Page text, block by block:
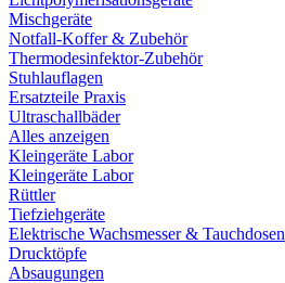
Mischgeräte
Notfall-Koffer & Zubehör
Thermodesinfektor-Zubehör
Stuhlauflagen
Ersatzteile Praxis
Ultraschallbäder
Alles anzeigen
Kleingeräte Labor
Kleingeräte Labor
Rüttler
Tiefziehgeräte
Elektrische Wachsmesser & Tauchdosen
Drucktöpfe
Absaugungen